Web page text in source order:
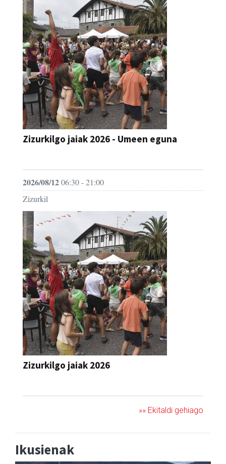
Zizurkilgo jaiak 2026 - Umeen eguna
2026/08/1206:30 - 21:00
Zizurkil
Zizurkilgo jaiak 2026
»» Ekitaldi gehiago
Ikusienak